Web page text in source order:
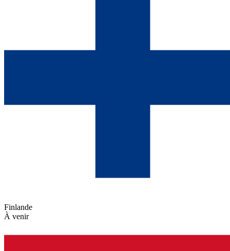
Finlande
À venir